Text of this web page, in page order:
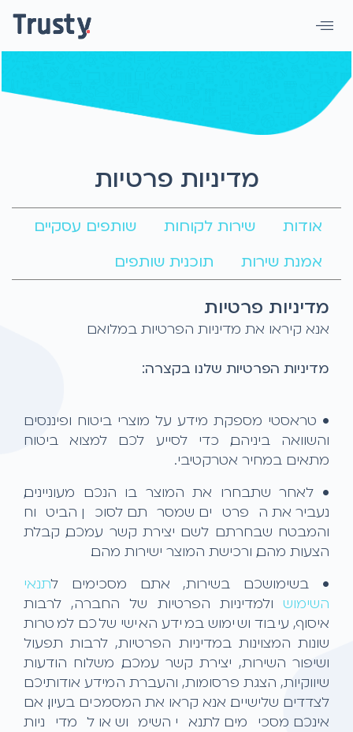
מדיניות פרטיות
אודות שירות לקוחות
שותפים עסקיים
אמנת שירות
תוכנית שותפים
מדיניות פרטיות
אנא קיראו את מדיניות הפרטיות במלואם
מדיניות הפרטיות שלנו בקצרה:
• טראסטי מספקת מידע על מוצרי ביטוח ופיננסים
והשוואה ביניהם, כדי לסייע לכם למצוא ביטוח
מתאים במחיר אטרקטיבי.
• לאחר שתבחרו את המוצר בו הנכם מעוניינים,
נעביר את הפרטים שמסרתם לסוכן הביטוח
והמבטח שבחרתם לשם יצירת קשר עמכם, קבלת
הצעות מהם, ורכישת המוצר ישירות מהם.
• בשימושכם בשירות, אתם מסכימים לתנאי
השימוש ולמדיניות הפרטיות של החברה, לרבות
איסוף, עיבוד ושימוש במידע האישי שלכם למטרות
שונות המצוינות במדיניות הפרטיות, לרבות תפעול
ושיפור השירות, יצירת קשר עמכם, משלוח הודעות
שיווקיות, הצגת פרסומות, והעברת המידע אודותיכם
לצדדים שלישיים. אנא קראו את המסמכים בעיון. אם
אינכם מסכימים לתנאי השימוש או למדיניות